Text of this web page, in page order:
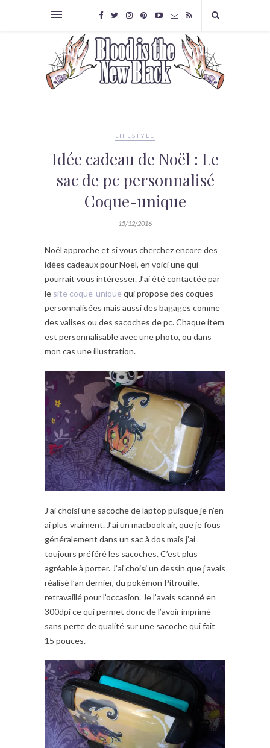
LIFESTYLE
Idée cadeau de Noël : Le
sac de pc personnalisé
Coque-unique
15/12/2016
Noël approche et si vous cherchez encore des
idées cadeaux pour Noël, en voici une qui
pourrait vous intéresser. J’ai été contactée par
le site coque-unique qui propose des coques
personnalisées mais aussi des bagages comme
des valises ou des sacoches de pc. Chaque item
est personnalisable avec une photo, ou dans
mon cas une illustration.
J’ai choisi une sacoche de laptop puisque je n’en
ai plus vraiment. J’ai un macbook air, que je fous
généralement dans un sac à dos mais j’ai
toujours préféré les sacoches. C’est plus
agréable à porter. J’ai choisi un dessin que j’avais
réalisé l’an dernier, du pokémon Pitrouille,
retravaillé pour l’occasion. Je l’avais scanné en
300dpi ce qui permet donc de l’avoir imprimé
sans perte de qualité sur une sacoche qui fait
15 pouces.